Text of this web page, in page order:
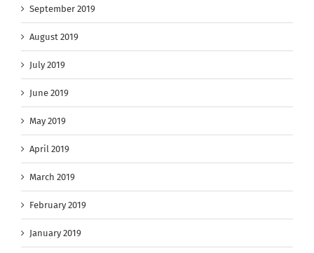
September 2019
August 2019
July 2019
June 2019
May 2019
April 2019
March 2019
February 2019
January 2019